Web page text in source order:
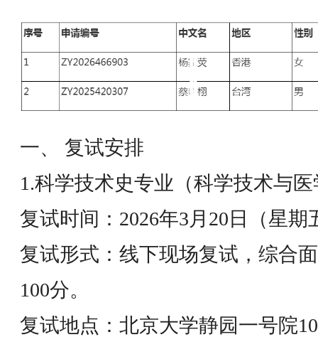
一、 复试安排
1.科学技术史专业（科学技术与
复试时间：2026年3月20日（星期
复试形式：线下现场复试，综合
100分。
复试地点：北京大学静园一号院